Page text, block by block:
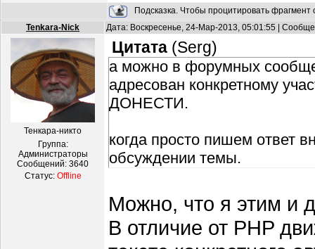
Подсказка. Чтобы процитировать
Tenkara-Nick
Дата: Воскресенье, 24-Мар-2013, 05:01:55 |
Тенкара-никто
Группа:
Администраторы
Сообщений: 3640
Статус: Offline
Цитата (Serg)
а можно в форумных
адресован конкретному
ДОНЕСТИ.
когда просто пишем ответ
обсуждении темы.
Можно, что я этим и
В отличие от PHP